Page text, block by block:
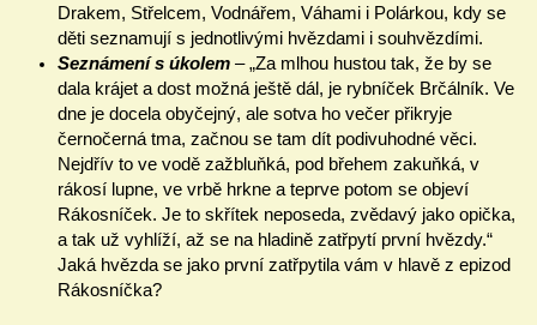
Drakem, Střelcem, Vodnářem, Váhami i Polárkou, kdy se
děti seznamují s jednotlivými hvězdami i souhvězdími.
Seznámení s úkolem –„Za mlhou hustou tak, že by se
dala krájet a dost možná ještě dál, je rybníček Brčálník. Ve
dne je docela obyčejný, ale sotva ho večer přikryje
černočerná tma, začnou se tam dít podivuhodné věci.
Nejdřív to ve vodě zažbluňká, pod břehem zakuňká, v
rákosí lupne, ve vrbě hrkne a teprve potom se objeví
Rákosníček. Je to skřítek neposeda, zvědavý jako opička,
a tak už vyhlíží, až se na hladině zatřpytí první hvězdy.“
Jaká hvězda se jako první zatřpytila vám v hlavě z epizod
Rákosníčka?